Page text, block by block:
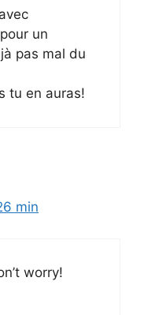
un
pas mal du
tu en auras!
min
worry!